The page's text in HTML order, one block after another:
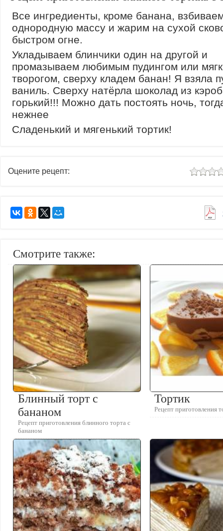
Все ингредиенты, кроме банана,
однородную массу и жарим на сухой
быстром огне.
Укладываем блинчики один на другой и
промазываем любимым пудингом или
творогом, сверху кладем банан! Я взяла
ваниль. Сверху натёрла шоколад из
горький!!! Можно дать постоять ночь,
нежнее
Сладенький и мягенький тортик!
Оцените рецепт:
Смотрите также:
Блинный торт с
бананом
Рецепт приготовления блинного торта с
бананом
Тортик
Рецепт приготовления